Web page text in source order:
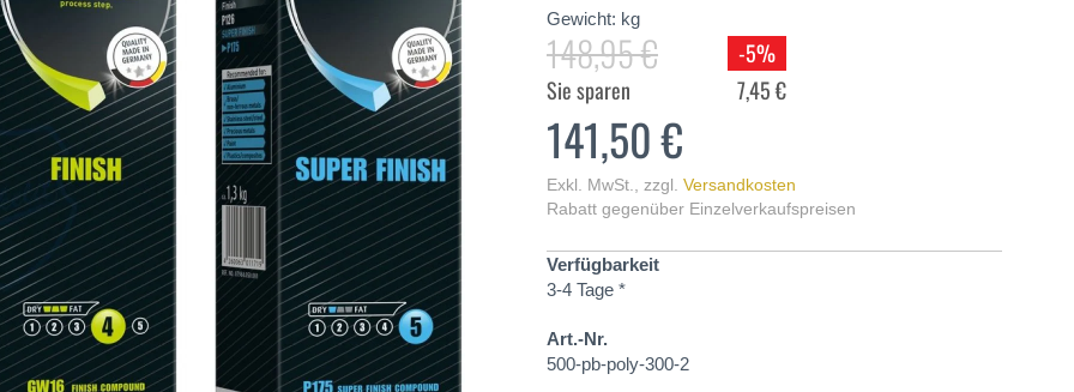
Gewicht: kg
148,95 €
-5%
Sie sparen
7,45 €
141,50 €
Exkl. MwSt. zzgl. Versandkosten
Rabatt gegenüber Einzelverkaufspreisen
Verfügbarkeit
3-4 Tage *
Art.-Nr.
500-pb-poly-300-2